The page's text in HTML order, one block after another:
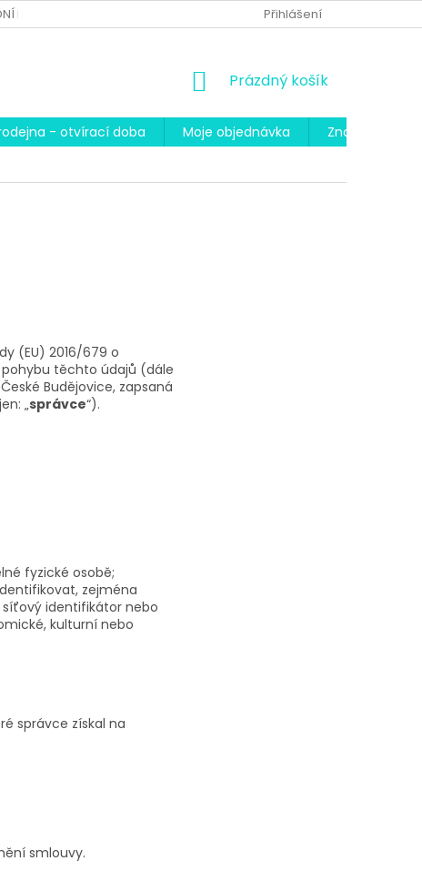
PODMÍNKY PODMÍNKY OCHRANY OSOBNÍCH ÚDAJŮ
Přihlášení
NÁKUPNÍ
Prázdný košík
- otvírací doba Moje objednávka
Značky
(EU) 2016/679 o
těchto údajů (dále
Budějovice, zapsaná
„správce“).
fyzické osobě;
zejména
identifikátor nebo
kulturní nebo
správce získal na
smlouvy.